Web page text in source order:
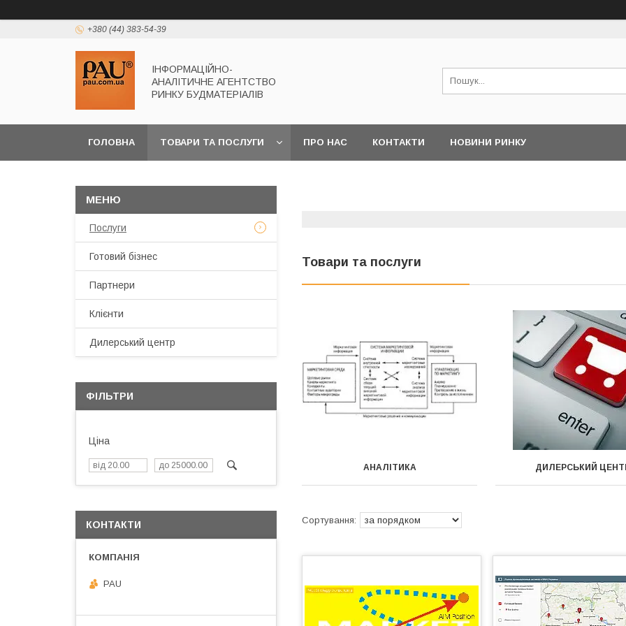
+380 (44) 383-54-39
ІНФОРМАЦІЙНО-
АНАЛІТИЧНЕ АГЕНТСТВО
РИНКУ БУДМАТЕРІАЛІВ
ГОЛОВНА ТОВАРИ ТА ПОСЛУГИ ПРО НАС КОНТАКТИ НОВИНИ РИНКУ
Товари та послуги
АНАЛІТИКА ДИЛЕРСЬКИЙ
Послуги
Готовий бізнес
Партнери
Клієнти
Дилерський центр
ФІЛЬТРИ
Ціна
КОНТАКТИ
PAU